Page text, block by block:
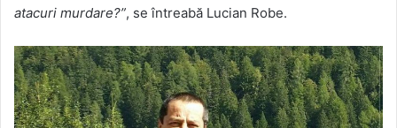
atacuri murdare?”, se întreabă Lucian Robe.